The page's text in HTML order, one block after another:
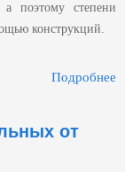
поэтому степени
конструкций.
Подробнее
от